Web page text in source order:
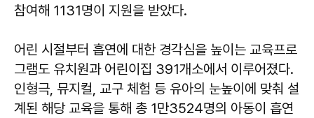
참여해 1131명이 지원을 받았다.
어린 시절부터 흡연에 대한 경각심을 높이는 교육프로
그램도 유치원과 어린이집 391개소에서 이루어졌다.
인형극, 뮤지컬, 교구 체험 등 유아의 눈높이에 맞춰 설
계된 해당 교육을 통해 총 1만3524명의 아동이 흡연